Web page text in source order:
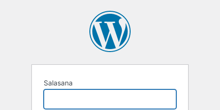
Salasana